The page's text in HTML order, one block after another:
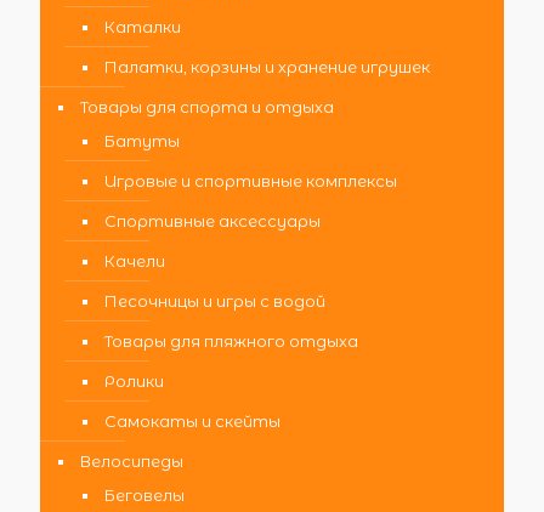
Каталки
Палатки, корзины и хранение игрушек
Товары для спорта и отдыха
Батуты
Игровые и спортивные комплексы
Спортивные аксессуары
Качели
Песочницы и игры с водой
Товары для пляжного отдыха
Ролики
Самокаты и скейты
Велосипеды
Беговелы